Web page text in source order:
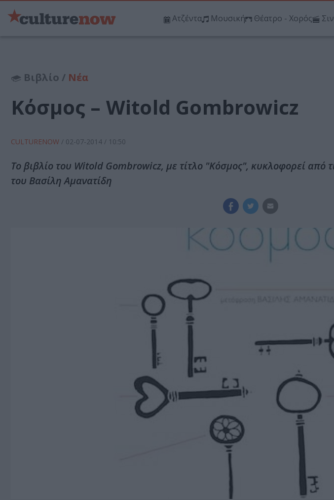
Ατζέντα Μουσική Θέατρο - Χορός
Βιβλίο / Νέα
Κόσμος – Witold Gombrowicz
CULTURENOW / 02-07-2014 / 10:50
Το βιβλίο του Witold Gombrowicz, με τίτλο "Κόσμος", κυκλοφορεί από
του Βασίλη Αμανατίδη